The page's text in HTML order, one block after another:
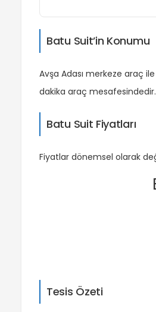
Batu Suit’in Konumu
Avşa Adası merkeze araç
dakika araç mesafesindedir.
Batu Suit Fiyatları
Fiyatlar dönemsel olarak
Tesis Özeti